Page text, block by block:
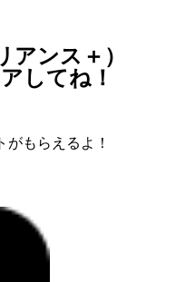
ンス＋）
してね！
がもらえるよ！